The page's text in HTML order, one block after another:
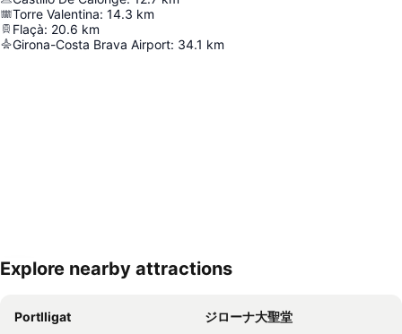
Torre Valentina: 14.3 km
Flaçà: 20.6 km
Girona-Costa Brava Airport: 34.1 km
地図を拡大
Explore nearby attractions
Portlligat
ジローナ大聖堂